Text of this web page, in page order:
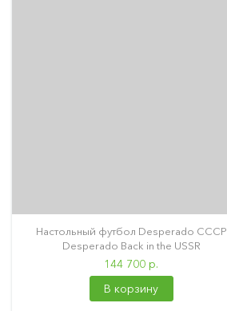
Настольный футбол Desperado СССР
Desperado Back in the USSR
144 700 р.
В корзину